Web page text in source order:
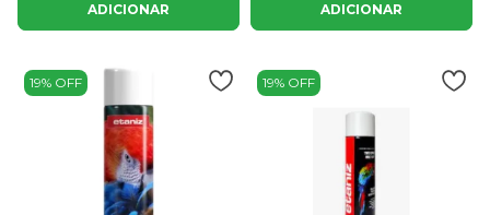
ADICIONAR ADICIONAR
19% OFF 19% OFF